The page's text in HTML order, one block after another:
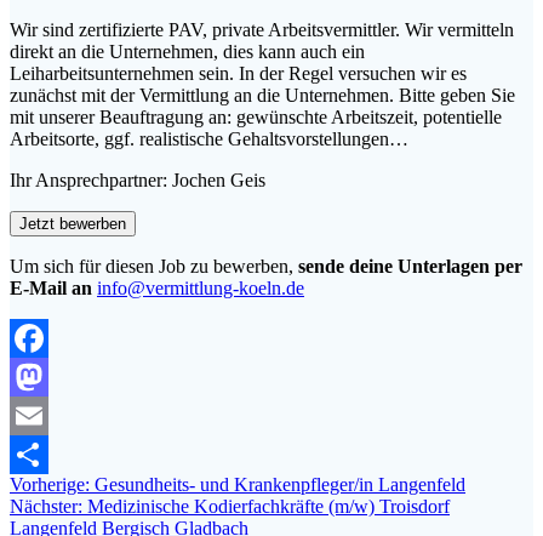
Wir sind zertifizierte PAV, private Arbeitsvermittler. Wir vermitteln
direkt an die Unternehmen, dies kann auch ein
Leiharbeitsunternehmen sein. In der Regel versuchen wir es
zunächst mit der Vermittlung an die Unternehmen. Bitte geben Sie
mit unserer Beauftragung an: gewünschte Arbeitszeit, potentielle
Arbeitsorte, ggf. realistische Gehaltsvorstellungen…
Ihr Ansprechpartner: Jochen Geis
Um sich für diesen Job zu bewerben, sende deine Unterlagen per
E-Mail an info@vermittlung-koeln.de
Facebook
Mastodon
Email
Teilen
Beitragsnavigation
Vorherige: Vorheriger
Beitrag:
Gesundheits- und Krankenpfleger/in Langenfeld
Nächster: Nächster
Beitrag:
Medizinische Kodierfachkräfte (m/w) Troisdorf
Langenfeld Bergisch Gladbach